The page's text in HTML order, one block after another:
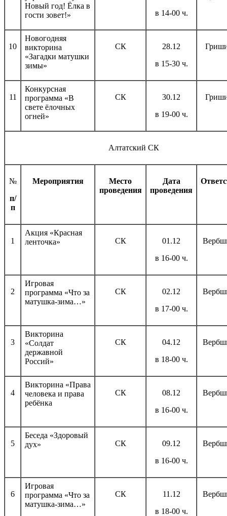
Новый год! Ёлка в
гости зовет!»
в 14-00 ч.
10
Новогодняя
викторина
«Загадки матушки
зимы»
СК
28.12
в 15-30 ч.
11
Конкурсная
программа «В
свете ёлочных
огней»
СК
30.12
в 19-00 ч.
Алтатский СК
№
п/
п
Мероприятия
Место
проведения
Дата
проведения
1
Акция «Красная
ленточка»
СК
01.12
в 16-00 ч.
2
Игровая
программа «Что за
матушка-зима…»
СК
02.12
в 17-00 ч.
3
Викторина
«Солдат
державной
Россий»
СК
04.12
в 18-00 ч.
4
Викторина «Права
человека и права
ребёнка
СК
08.12
в 16-00 ч.
5
Беседа «Здоровый
дух»
СК
09.12
в 16-00 ч.
6
Игровая
программа «Что за
матушка-зима…»
СК
11.12
в 18-00 ч.